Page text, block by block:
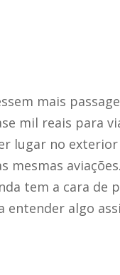
mais
mil reais para
lugar no
mesmas
tem a cara de
entender algo